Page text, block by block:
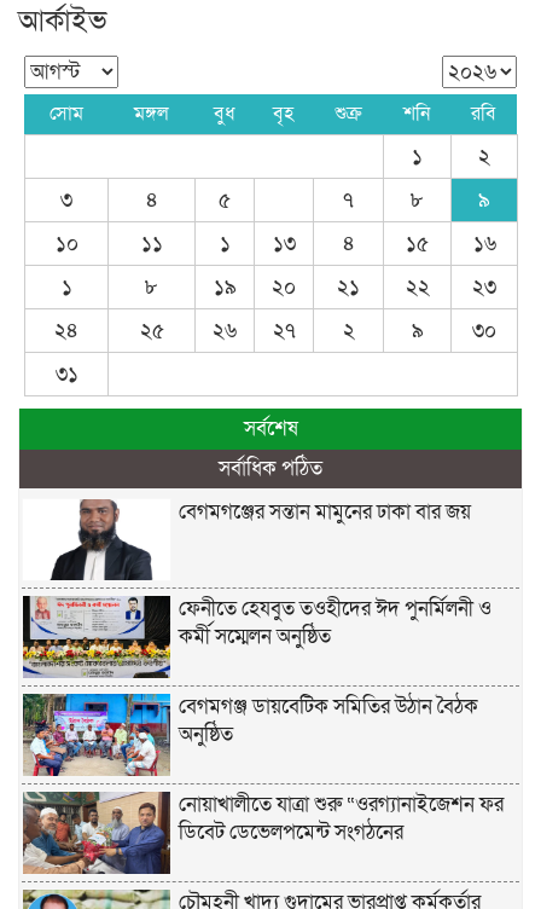
আর্কাইভ
সোম মঙ্গল বুধ বৃহ শুক্র শনি রবি
১
২
৩
৪ ৫ ৭ ৮
৯
১০
১১ ১ ১৩ ৪ ১৫
১৬
১
৮ ১৯ ২০ ২১ ২২
২৩
২৪
২৫ ২৬ ২৭ ২ ৯
৩০
৩১
সর্বশেষ
সর্বাধিক পঠিত
বেগমগঞ্জের সন্তান মামুনের ঢাকা বার জয়
ফেনীতে হেযবুত তওহীদের ঈদ পুনর্মিলনী ও
কর্মী সম্মেলন অনুষ্ঠিত
বেগমগঞ্জ ডায়বেটিক সমিতির উঠান বৈঠক
অনুষ্ঠিত
নোয়াখালীতে যাত্রা শুরু “ওরগ্যানাইজেশন ফর
ডিবেট ডেভেলপমেন্ট সংগঠনের
চৌমুহনী খাদ্য গুদামের ভারপ্রাপ্ত কর্মকর্তার